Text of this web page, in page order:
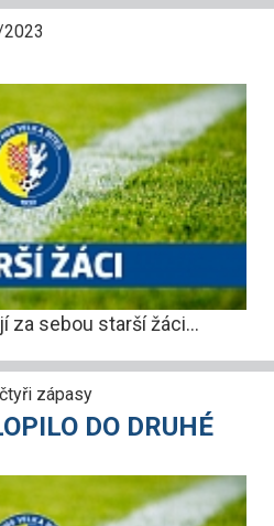
za sebou starší žáci...
zápasy
DO DRUHÉ